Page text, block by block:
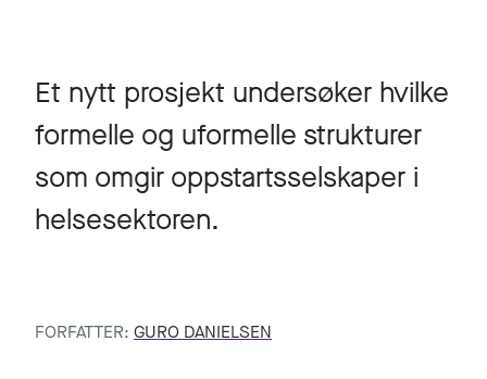
Et nytt prosjekt undersøker hvilke
formelle og uformelle strukturer
som omgir oppstartsselskaper i
helsesektoren.
FORFATTER: GURO DANIELSEN